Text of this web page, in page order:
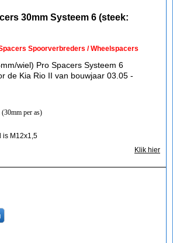
30mm Systeem 6 (steek:
Spoorverbreders / Wheelspacers
wiel) Pro Spacers Systeem 6
de Kia Rio II van bouwjaar 03.05 -
per as)
is M12x1,5
Klik hier